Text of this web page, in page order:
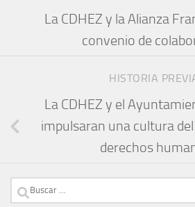
La CDHEZ y la Alianza
convenio de
HISTORIA
La CDHEZ y el
impulsaran una cultura
derechos
Buscar: